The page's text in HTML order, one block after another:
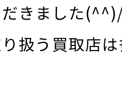
きました
扱う買取店